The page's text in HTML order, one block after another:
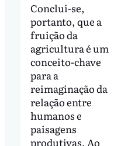
Conclui-se,
portanto, que a
fruição da
agricultura é um
conceito-chave
para a
reimaginação da
relação entre
humanos e
paisagens
produtivas. Ao